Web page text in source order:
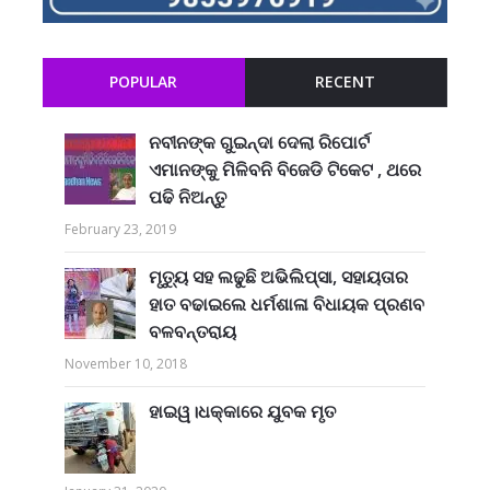
POPULAR RECENT
ନବୀନଙ୍କ ଗୁଇନ୍ଦା ଦେଲା ରିପୋର୍ଟ
ଏମାନଙ୍କୁ ମିଳିବନି ବିଜେଡି ଟିକେଟ , ଥରେ
ପଢି ନିଅନ୍ତୁ
February 23, 2019
ମୃତ୍ୟୁ ସହ ଲଢୁଛି ଅଭିଲିପ୍ସା, ସହାୟତାର
ହାତ ବଢାଇଲେ ଧର୍ମଶାଳା ବିଧାୟକ ପ୍ରଣବ
ବଳବନ୍ତରାୟ
November 10, 2018
ହାଇୱ।ଧକ୍କାରେ ଯୁବକ ମୃତ